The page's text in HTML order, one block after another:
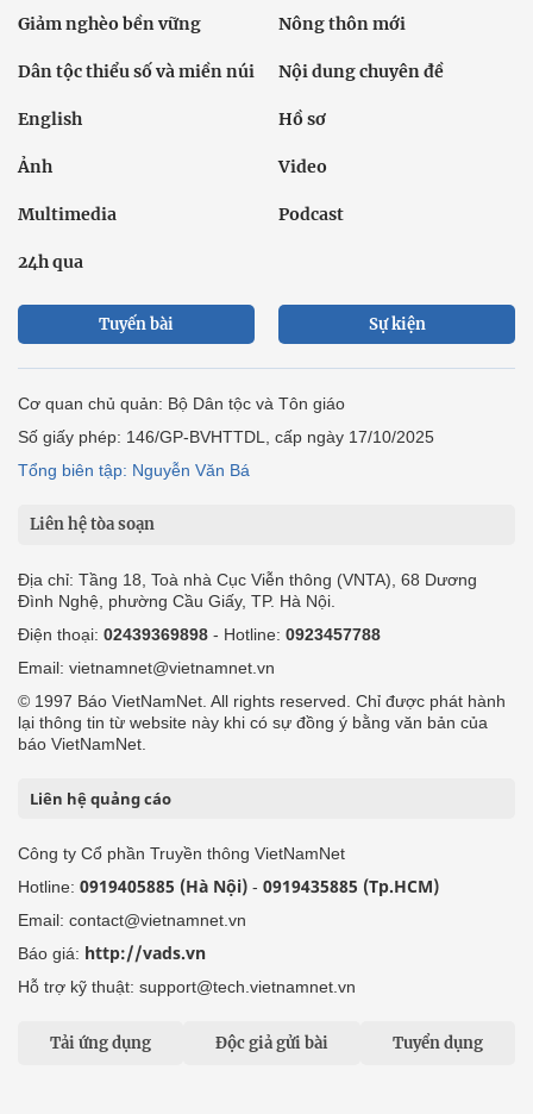
Giảm nghèo bền vững Nông thôn mới
Dân tộc thiểu số và miền núi Nội dung chuyên đề
English Hồ sơ
Ảnh Video
Multimedia Podcast
24h qua
Tuyến bài Sự kiện
Cơ quan chủ quản: Bộ Dân tộc và Tôn giáo
Số giấy phép: 146/GP-BVHTTDL, cấp ngày 17/10/2025
Tổng biên tập: Nguyễn Văn Bá
Liên hệ tòa soạn
Địa chỉ: Tầng 18, Toà nhà Cục Viễn thông (VNTA), 68 Dương
Đình Nghệ, phường Cầu Giấy, TP. Hà Nội.
Điện thoại: 02439369898 - Hotline: 0923457788
Email: vietnamnet@vietnamnet.vn
© 1997 Báo VietNamNet. All rights reserved. Chỉ được phát hành
lại thông tin từ website này khi có sự đồng ý bằng văn bản của
báo VietNamNet.
Liên hệ quảng cáo
Công ty Cổ phần Truyền thông VietNamNet
Hotline: 0919405885 (Hà Nội) - 0919435885 (Tp.HCM)
Email: contact@vietnamnet.vn
Báo giá: http://vads.vn
Hỗ trợ kỹ thuật: support@tech.vietnamnet.vn
Tải ứng dụng Độc giả gửi bài Tuyển dụng